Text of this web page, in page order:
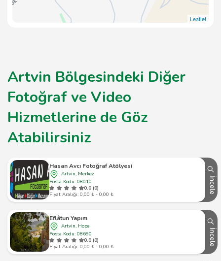
Leaflet
Artvin Bölgesindeki Diğer
Fotoğraf ve Video
Hizmetlerine de Göz
Atabilirsiniz
Hasan Avcı Fotoğraf Atölyesi
Artvin, Merkez
Posta Kodu: 08010
0.0 (0)
Fiyat Aralığı: 0,00 ₺ - 0,00 ₺
İncele
Eflâtun Yapım
Artvin, Hopa
Posta Kodu: 08690
0.0 (0)
Fiyat Aralığı: 0,00 ₺ - 0,00 ₺
İncele